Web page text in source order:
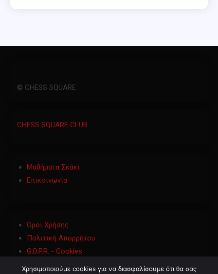
© CHESS SQUARE
CHESS SQUARE CLUB
Μαθήματα Σκάκι
Επικοινωνία
Όροι Χρήσης
Πολιτική Απορρήτου
G.D.P.R. - Cookies
Χρησιμοποιούμε cookies για να διασφαλίσουμε ότι θα σας